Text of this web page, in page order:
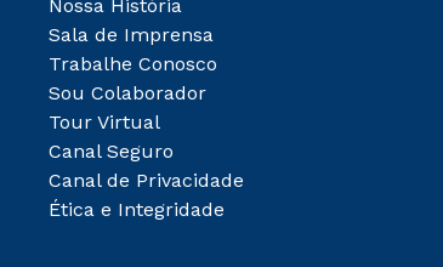
Nossa História
Sala de Imprensa
Trabalhe Conosco
Sou Colaborador
Tour Virtual
Canal Seguro
Canal de Privacidade
Ética e Integridade